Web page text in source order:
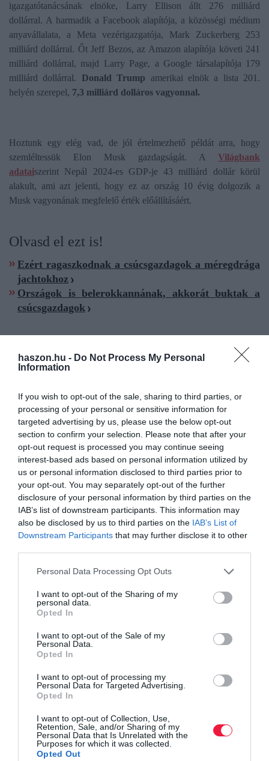
haszon.hu - Do Not Process My Personal
Information
If you wish to opt-out of the sale, sharing to third parties, or
processing of your personal or sensitive information for
targeted advertising by us, please use the below opt-out
section to confirm your selection. Please note that after your
opt-out request is processed you may continue seeing
interest-based ads based on personal information utilized by
us or personal information disclosed to third parties prior to
your opt-out. You may separately opt-out of the further
disclosure of your personal information by third parties on the
IAB’s list of downstream participants. This information may
also be disclosed by us to third parties on the IAB’s List of
Downstream Participants that may further disclose it to other
Please note that this website/app uses one or more Google
not limited to your visit or usage behaviour. You may click to
grant or deny consent to Google and its third-party tags to
use your data for below specified purposes in below Google
consent section.
Personal Data Processing Opt Outs
I want to opt-out of the Sharing of my
personal data.
Opted In
I want to opt-out of the Sale of my
Personal Data.
Opted In
I want to opt-out of processing my
Personal Data for Targeted Advertising.
Opted In
I want to opt-out of Collection, Use,
Retention, Sale, and/or Sharing of my
Personal Data that Is Unrelated with the
Purposes for which it was collected.
Opted Out
igazgatótanácsának elnöke, Larry Ellison állt 276 milliárd
dollárral. A harmadik a Facebook alapítója, a közösségi médium
anyavállalata, a Meta vezérigazgatója, Mark Zuckerberg 253
milliárd dollárral. Őt Jeff Bezos, az Amazon alapítója követi 241
milliárd dollárral, majd Larry Page, a Google társalapítója 179
milliárd dollárral. Donald Trump amerikai elnök a lista 201.
helyén szerepel, 7,3 milliárd dolláros vagyonnal.
Hoztunk egy elég vad, de jól értelmezhető példát arra, hogy
szemléltessük Elon Musk gazdagságát. A Világbank
adataiszerint Nepál 2024-es GDP-je 43 milliárd dollár körül
alakult, ami azt jelenti, hogy ez az ország 10 évig dolgozik a
Musk vagyonának megfelelő érték előállításáért.
Olvasd el ezt is!
Ezért ragaszkodnak a csúcsgazdagok a méregdrága
jachtokhoz
Országok is belerokkannának, akkorát buktak a
csúcsgazdagok